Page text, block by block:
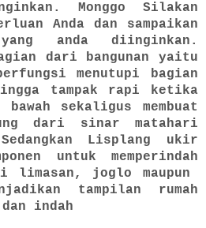
Monggo Silakan
Anda dan sampaikan
anda diinginkan.
dari bangunan yaitu
menutupi bagian
tampak rapi ketika
sekaligus membuat
dari sinar matahari
Lisplang ukir
untuk memperindah
limasan, joglo maupun
tampilan rumah
indah